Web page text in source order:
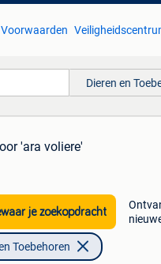
Voorwaarden
Dieren en
'ara voliere'
je zoekopdracht
Toebehoren